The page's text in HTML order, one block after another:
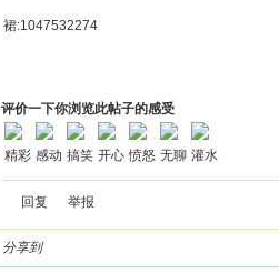
裙:1047532274
评价一下你浏览此帖子的感受
精彩 感动 搞笑 开心 愤怒 无聊 灌水
回复 举报
分享到